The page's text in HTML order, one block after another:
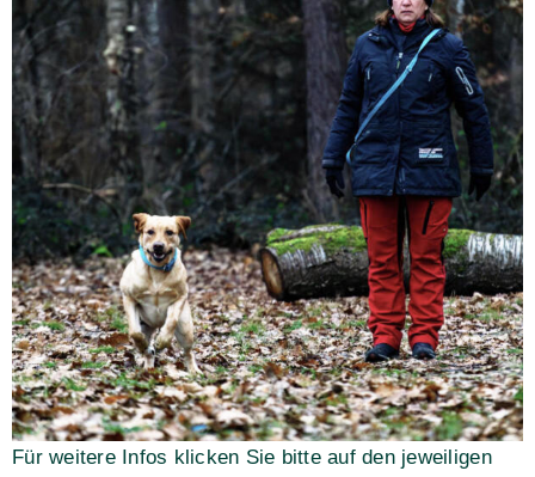
Für weitere Infos klicken Sie bitte auf den jeweiligen